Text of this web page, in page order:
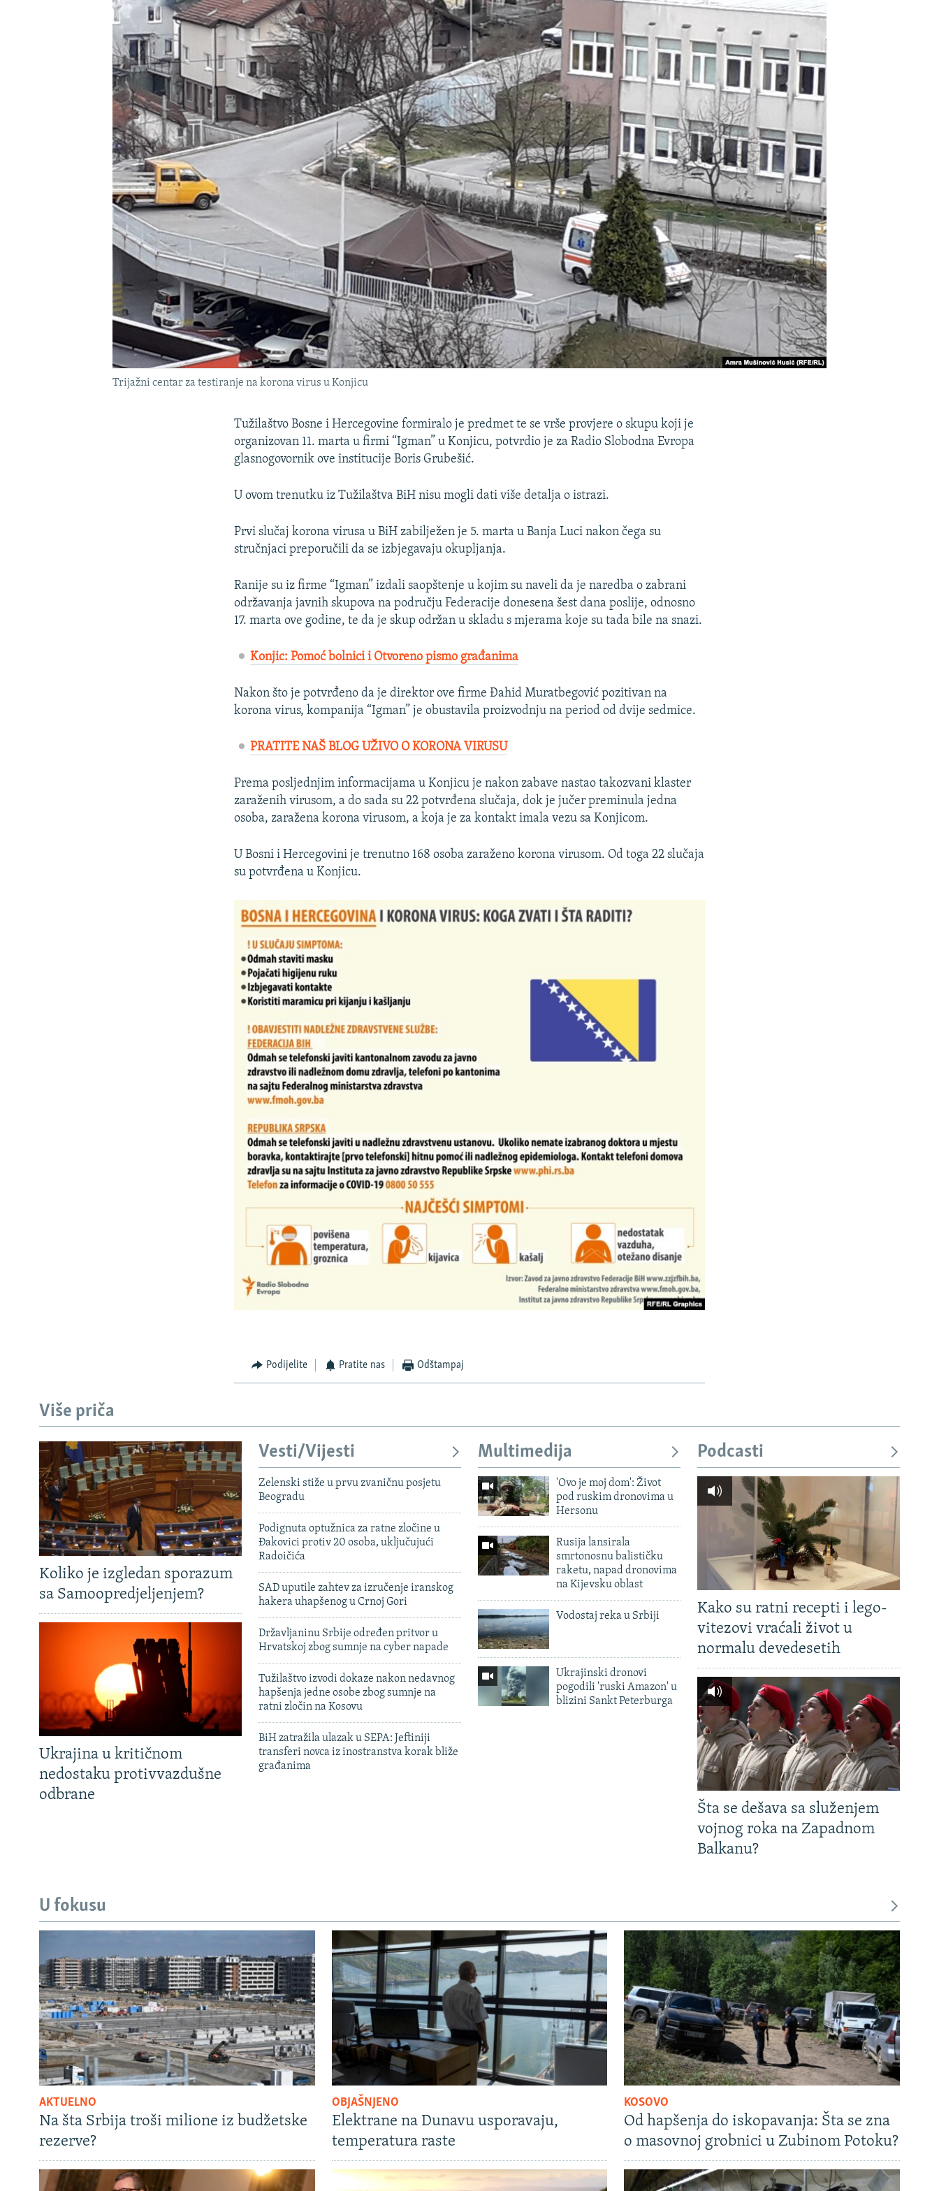
GENOCID U SREBRENICI
POPLAVE I KLIZIŠTA U BIH 2024.
TRI DECENIJE OD RATA U BIH
Trijažni centar za testiranje na korona virus u Konjicu
Tužilaštvo Bosne i Hercegovine formiralo je predmet te se vrše provjere o skupu koji je
organizovan 11. marta u firmi “Igman” u Konjicu, potvrdio je za Radio Slobodna Evropa
glasnogovornik ove institucije Boris Grubešić.
U ovom trenutku iz Tužilaštva BiH nisu mogli dati više detalja o istrazi.
Prvi slučaj korona virusa u BiH zabilježen je 5. marta u Banja Luci nakon čega su
stručnjaci preporučili da se izbjegavaju okupljanja.
Ranije su iz firme “Igman” izdali saopštenje u kojim su naveli da je naredba o zabrani
održavanja javnih skupova na području Federacije donesena šest dana poslije, odnosno
17. marta ove godine, te da je skup održan u skladu s mjerama koje su tada bile na snazi.
Konjic: Pomoć bolnici i Otvoreno pismo građanima
Nakon što je potvrđeno da je direktor ove firme Đahid Muratbegović pozitivan na
korona virus, kompanija “Igman” je obustavila proizvodnju na period od dvije sedmice.
PRATITE NAŠ BLOG UŽIVO O KORONA VIRUSU
Prema posljednjim informacijama u Konjicu je nakon zabave nastao takozvani klaster
zaraženih virusom, a do sada su 22 potvrđena slučaja, dok je jučer preminula jedna
osoba, zaražena korona virusom, a koja je za kontakt imala vezu sa Konjicom.
U Bosni i Hercegovini je trenutno 168 osoba zaraženo korona virusom. Od toga 22 slučaja
su potvrđena u Konjicu.
Podijelite Pratite nas Odštampaj
Više priča
Koliko je izgledan sporazum
sa Samoopredjeljenjem?
Ukrajina u kritičnom
nedostaku protivvazdušne
odbrane
Vesti/Vijesti
Zelenski stiže u prvu zvaničnu posjetu
Beogradu
Podignuta optužnica za ratne zločine u
Đakovici protiv 20 osoba, uključujući
Radoičića
SAD uputile zahtev za izručenje iranskog
hakera uhapšenog u Crnoj Gori
Državljaninu Srbije određen pritvor u
Hrvatskoj zbog sumnje na cyber napade
Tužilaštvo izvodi dokaze nakon nedavnog
hapšenja jedne osobe zbog sumnje na
ratni zločin na Kosovu
BiH zatražila ulazak u SEPA: Jeftiniji
transferi novca iz inostranstva korak bliže
građanima
Multimedija
'Ovo je moj dom': Život
pod ruskim dronovima u
Hersonu
Rusija lansirala
smrtonosnu balističku
raketu, napad dronovima
na Kijevsku oblast
Vodostaj reka u Srbiji
Ukrajinski dronovi
pogodili 'ruski Amazon' u
blizini Sankt Peterburga
Podcasti
Kako su ratni recepti i lego-
vitezovi vraćali život u
normalu devedesetih
Šta se dešava sa služenjem
vojnog roka na Zapadnom
Balkanu?
U fokusu
AKTUELNO
Na šta Srbija troši milione iz budžetske
rezerve?
OBJAŠNJENO
Elektrane na Dunavu usporavaju,
temperatura raste
KOSOVO
Od hapšenja do iskopavanja: Šta se zna
o masovnoj grobnici u Zubinom Potoku?